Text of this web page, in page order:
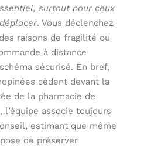
surtout pour ceux
. Vous déclenchez
raisons de fragilité ou
à distance
sécurisé. En bref,
cèdent devant la
de la pharmacie de
l’équipe associe toujours
estimant que même
de préserver